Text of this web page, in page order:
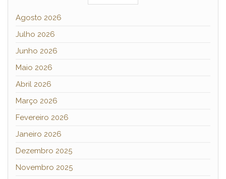
Agosto 2026
Julho 2026
Junho 2026
Maio 2026
Abril 2026
Março 2026
Fevereiro 2026
Janeiro 2026
Dezembro 2025
Novembro 2025